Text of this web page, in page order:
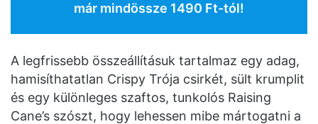
már mindössze 1490 Ft-tól!
A legfrissebb összeállításuk tartalmaz egy adag,
hamisíthatatlan Crispy Trója csirkét, sült krumplit
és egy különleges szaftos, tunkolós Raising
Cane’s szószt, hogy lehessen mibe mártogatni a